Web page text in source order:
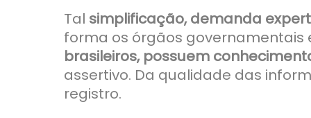
Tal simplificação, demanda
forma os órgãos governamentais
brasileiros, possuem
assertivo. Da qualidade das
registro.